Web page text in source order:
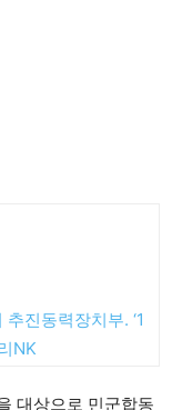
진동력장치부. ‘1
NK
대상으로 민군합동